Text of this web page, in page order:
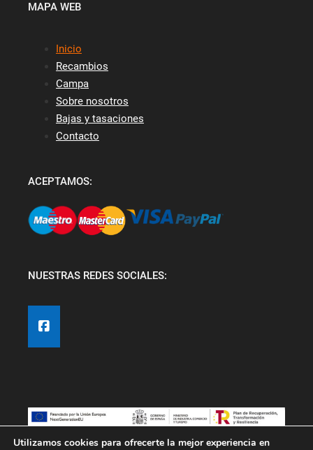
MAPA WEB
Inicio
Recambios
Campa
Sobre nosotros
Bajas y tasaciones
Contacto
ACEPTAMOS:
NUESTRAS REDES SOCIALES:
Utilizamos cookies para ofrecerte la mejor experiencia en